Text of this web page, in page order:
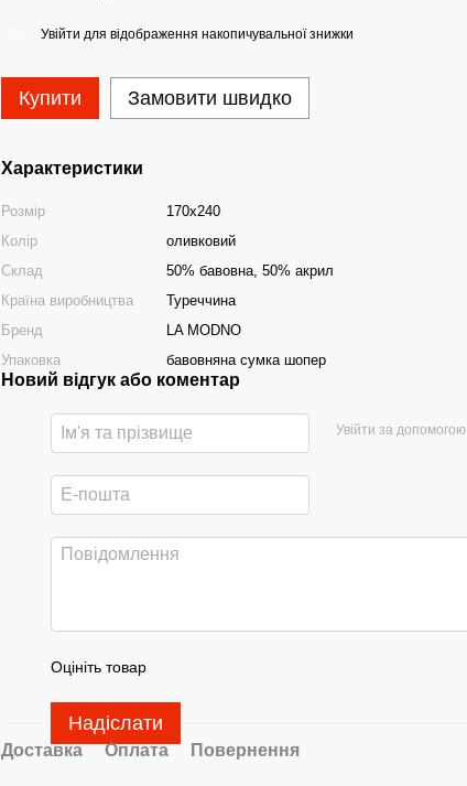
Увійти для відображення накопичувальної знижки
Купити Замовити швидко
Характеристики
Розмір
170х240
Колір
оливковий
Склад
50% бавовна, 50% акрил
Країна виробництва
Туреччина
Бренд
LA MODNO
Упаковка
бавовняна сумка шопер
Новий відгук або коментар
Увійти за допомогою
Оцініть товар
Надіслати
Доставка Оплата Повернення